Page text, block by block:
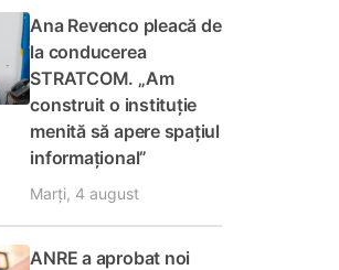
Ana Revenco pleacă de
la conducerea
STRATCOM. „Am
construit o instituție
menită să apere spațiul
informațional”
Marți, 4 august
ANRE a aprobat noi